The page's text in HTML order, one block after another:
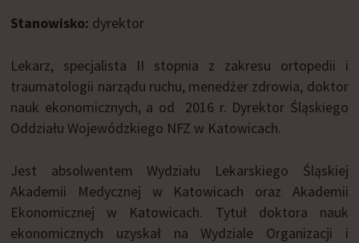
Stanowisko: dyrektor
Lekarz, specjalista II stopnia z zakresu ortopedii i
traumatologii narządu ruchu, menedżer zdrowia, doktor
nauk ekonomicznych, a od 2016 r. Dyrektor Śląskiego
Oddziału Wojewódzkiego NFZ w Katowicach.
Jest absolwentem Wydziału Lekarskiego Śląskiej
Akademii Medycznej w Katowicach oraz Akademii
Ekonomicznej w Katowicach. Tytuł doktora nauk
ekonomicznych uzyskał na Wydziale Organizacji i